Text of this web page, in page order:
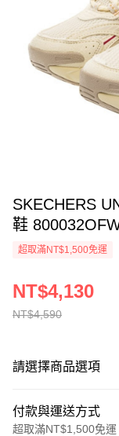
SKECHERS
鞋
超取滿NT$1,500免運
NT$4,590
NT$4,130
請選擇商品選項
付款與運送方式
超取滿NT$1,500免運